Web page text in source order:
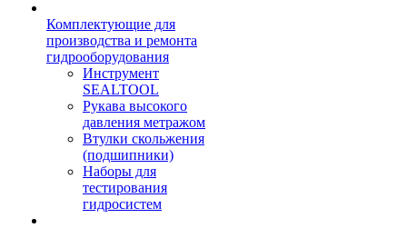
Комплектующие для
производства и ремонта
гидрооборудования
Инструмент
SEALTOOL
Рукава высокого
давления метражом
Втулки скольжения
(подшипники)
Наборы для
тестирования
гидросистем